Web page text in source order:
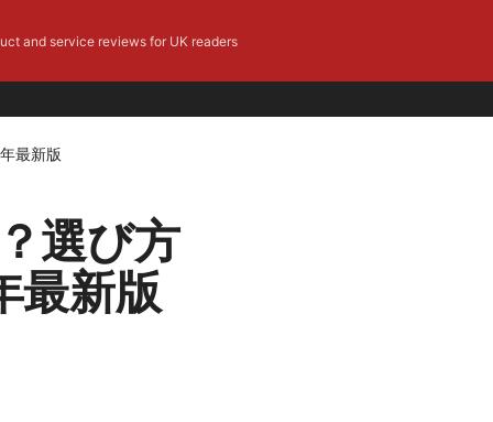
and service reviews for UK readers
最新版
選び方
最新版